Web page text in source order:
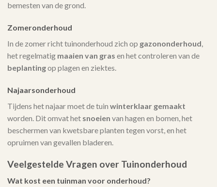
bemesten van de grond.
Zomeronderhoud
In de zomer richt tuinonderhoud zich op gazononderhoud,
het regelmatig maaien van gras en het controleren van de
beplantingop plagen en ziektes.
Najaarsonderhoud
Tijdens het najaar moet de tuin winterklaar gemaakt
worden. Dit omvat het snoeien van hagen en bomen, het
beschermen van kwetsbare planten tegen vorst, en het
opruimen van gevallen bladeren.
Veelgestelde Vragen over Tuinonderhoud
Wat kost een tuinman voor onderhoud?